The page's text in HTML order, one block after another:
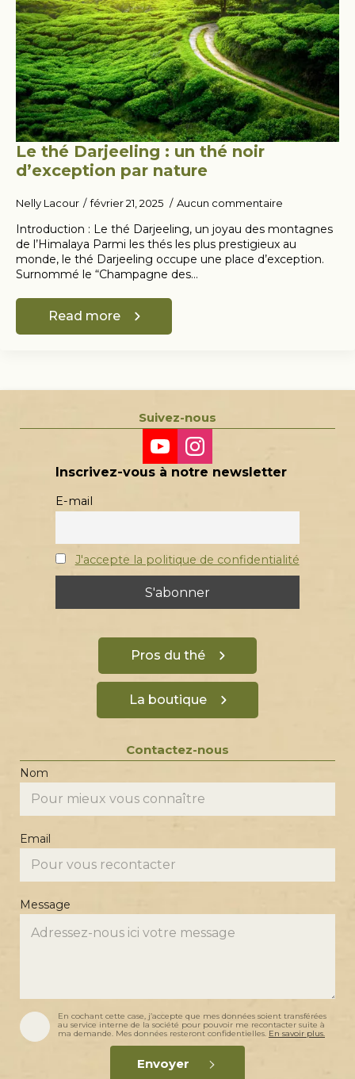
Le thé Darjeeling : un thé noir
d’exception par nature
Nelly Lacour février 21, 2025 Aucun commentaire
Introduction : Le thé Darjeeling, un joyau des montagnes
de l’Himalaya Parmi les thés les plus prestigieux au
monde, le thé Darjeeling occupe une place d’exception.
Surnommé le “Champagne des…
Read more
Suivez-nous
Inscrivez-vous à notre newsletter
E-mail
J'accepte la politique de confidentialité
Pros du thé
La boutique
Contactez-nous
Nom
Email
Message
N
o
m
A
c
c
En cochant cette case, j’accepte que mes données soient transférées
au service interne de la société pour pouvoir me recontacter suite à
ma demande. Mes données resteront confidentielles. En savoir plus.
Envoyer